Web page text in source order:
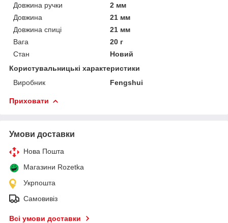
Довжина ручки
2 мм
Довжина
21 мм
Довжина спиці
21 мм
Вага
20 г
Стан
Новий
Користувальницькі характеристики
Виробник
Fengshui
Приховати
Умови доставки
Нова Пошта
Магазини Rozetka
Укрпошта
Самовивіз
Всі умови доставки